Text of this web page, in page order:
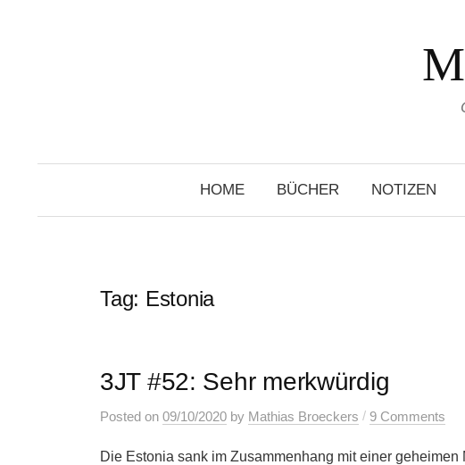
HOME BÜCHER NOTIZEN
Tag: Estonia
3JT #52: Sehr merkwürdig
Posted on 09/10/2020 by Mathias Broeckers / 9 Comments
Die Estonia sank im Zusammenhang mit einer